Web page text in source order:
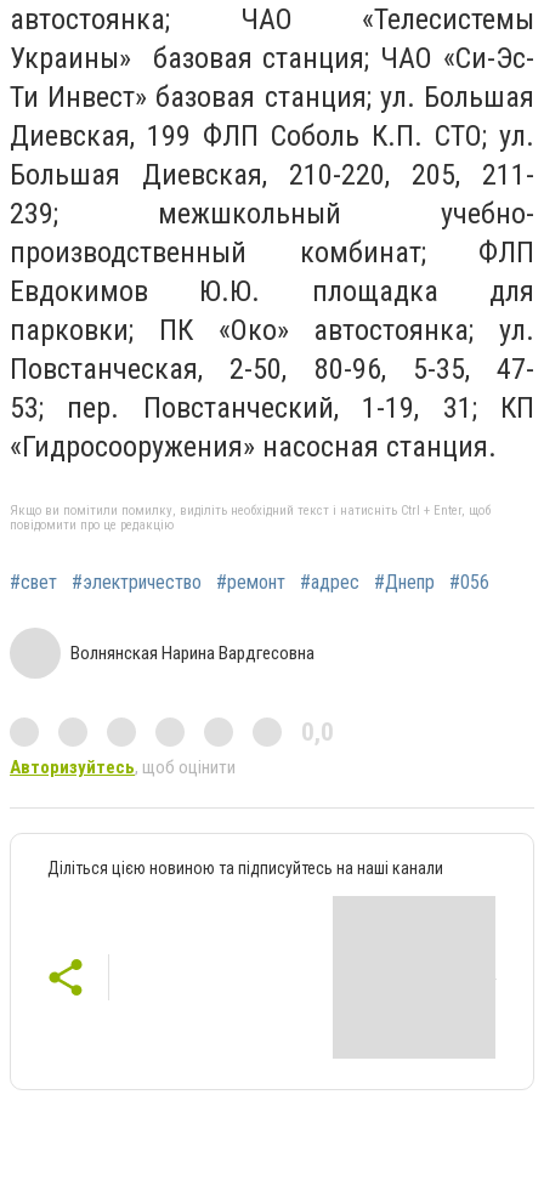
автостоянка; ЧАО «Телесистемы
Украины» базовая станция; ЧАО «Си-Эс-
Ти Инвест» базовая станция; ул. Большая
Диевская, 199 ФЛП Соболь К.П. СТО; ул.
Большая Диевская, 210-220, 205, 211-
239; межшкольный учебно-
производственный комбинат; ФЛП
Евдокимов Ю.Ю. площадка для
парковки; ПК «Око» автостоянка; ул.
Повстанческая, 2-50, 80-96, 5-35, 47-
53; пер. Повстанческий, 1-19, 31; КП
«Гидросооружения» насосная станция.
Якщо ви помітили помилку, виділіть необхідний текст і натисніть Ctrl + Enter, щоб
повідомити про це редакцію
#свет #электричество #ремонт #адрес #Днепр #056
Волнянская Нарина Вардгесовна
0,0
Авторизуйтесь, щоб оцінити
Діліться цією новиною та підписуйтесь на наші канали